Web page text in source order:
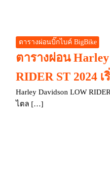
ตารางผ่อนบิ๊กไบค์ BigBike
ตารางผ่อน
RIDER ST 2024
Harley Davidson LOW
ไตล […]